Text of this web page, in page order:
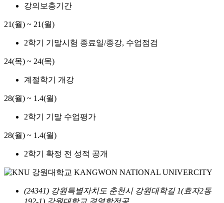
강의보충기간
21(월) ~ 21(월)
2학기 기말시험 종료일/종강, 수업점검
24(목) ~ 24(목)
계절학기 개강
28(월) ~ 1.4(월)
2학기 기말 수업평가
28(월) ~ 1.4(월)
2학기 확정 전 성적 공개
(24341) 강원특별자치도 춘천시 강원대학길 1(효자2동